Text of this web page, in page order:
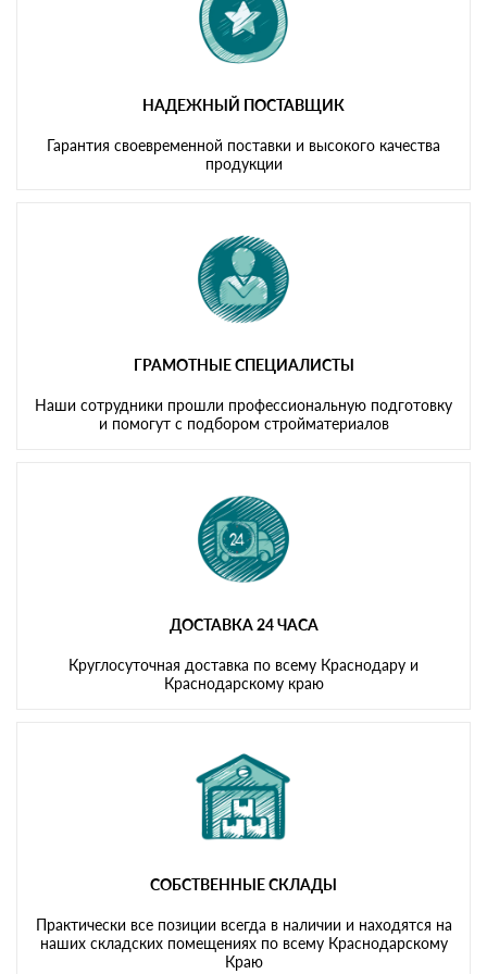
НАДЕЖНЫЙ ПОСТАВЩИК
Гарантия своевременной поставки и высокого качества
продукции
ГРАМОТНЫЕ СПЕЦИАЛИСТЫ
Наши сотрудники прошли профессиональную подготовку
и помогут с подбором стройматериалов
ДОСТАВКА 24 ЧАСА
Круглосуточная доставка по всему Краснодару и
Краснодарскому краю
СОБСТВЕННЫЕ СКЛАДЫ
Практически все позиции всегда в наличии и находятся на
наших складских помещениях по всему Краснодарскому
Краю